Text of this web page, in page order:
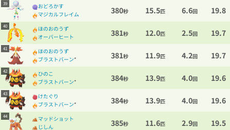
39
おどろかす
マジカルフレイム
380秒 15.5匹 6.6回 19.8
40
ほのおのうず
オーバーヒート
381秒 12.0匹 2.5回 19.7
41
ほのおのうず
ブラストバーン* 381秒 11.9匹 4.2回 19.7
42
ひのこ
ブラストバーン* 384秒 13.9匹 4.0回 19.6
43
けたぐり
ブラストバーン* 384秒 13.9匹 4.0回 19.6
44
マッドショット
じしん
385秒 11.6匹 2.9回 19.5